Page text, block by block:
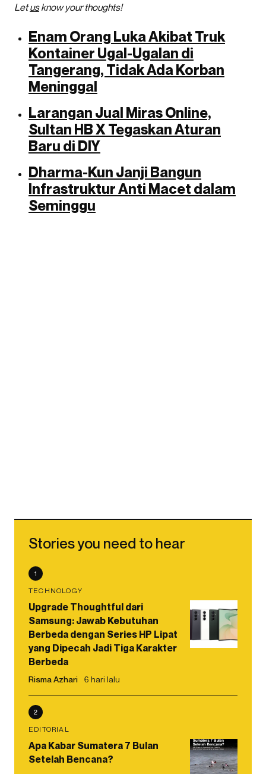
Letusknow your thoughts!
Enam Orang Luka Akibat Truk
Kontainer Ugal-Ugalan di
Tangerang, Tidak Ada Korban
Meninggal
Larangan Jual Miras Online,
Sultan HB X Tegaskan Aturan
Baru di DIY
Dharma-Kun Janji Bangun
Infrastruktur Anti Macet dalam
Seminggu
Stories you need to hear
1
TECHNOLOGY
Upgrade Thoughtful dari
Samsung: Jawab Kebutuhan
Berbeda dengan Series HP Lipat
yang Dipecah Jadi Tiga Karakter
Berbeda
Risma Azhari 6 hari lalu
2
EDITORIAL
Apa Kabar Sumatera 7 Bulan
Setelah Bencana?